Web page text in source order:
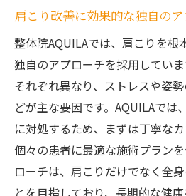
忙しい日常に対応した
ストレス軽減と肩こり
限られた時間で最大限
リラックス環境が肩こりに
心地よい空間で心と体
施術中のリラクゼー
肩こり改善に効果的な独自の
整体院AQUILAでは、肩こりを根
独自のアプローチを採用してい
それぞれ異なり、ストレスや姿
どが主な要因です。AQUILAでは
に対処するため、まずは丁寧な
個々の患者に最適な施術プラン
ローチは、肩こりだけでなく全
とを目指しており、長期的な健